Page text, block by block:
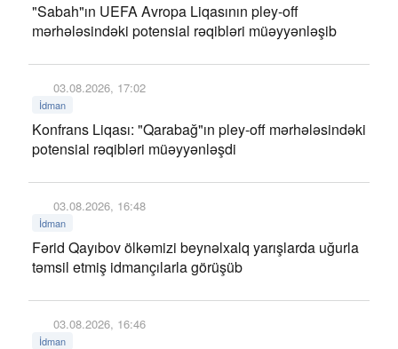
"Sabah"ın UEFA Avropa Liqasının pley-off
mərhələsindəki potensial rəqibləri müəyyənləşib
03.08.2026, 17:02
İdman
Konfrans Liqası: "Qarabağ"ın pley-off mərhələsindəki
potensial rəqibləri müəyyənləşdi
03.08.2026, 16:48
İdman
Fərid Qayıbov ölkəmizi beynəlxalq yarışlarda uğurla
təmsil etmiş idmançılarla görüşüb
03.08.2026, 16:46
İdman